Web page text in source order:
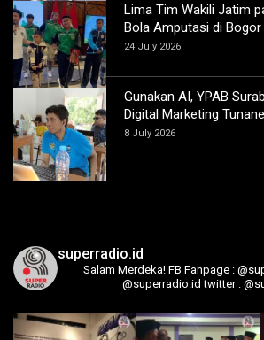
Lima Tim Wakili Jatim
Bola Amputasi di Bogor
24 July 2026
Gunakan AI, YPAB
Digital Marketing
8 July 2026
superradio.id
Salam Merdeka! FB Fanpage :
@superradio.id twitter :